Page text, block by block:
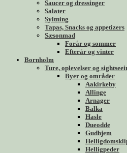
Saucer og dressinger
Salater
Syltning
Tapas, Snacks og appetizers
Sæsonmad
Forår og sommer
Efterår og vinter
Bornholm
Ture, oplevelser og
Byer og områder
Aakirkeby
Allinge
Arnager
Balka
Hasle
Dueodde
Gudhjem
Helligpeder